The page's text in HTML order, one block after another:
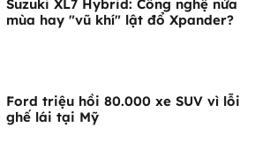
Suzuki XL7 Hybrid: Công nghệ nửa
mùa hay "vũ khí" lật đổ Xpander?
Ford triệu hồi 80.000 xe SUV vì lỗi
ghế lái tại Mỹ